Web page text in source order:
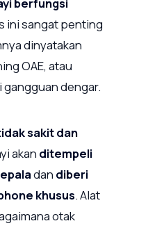
ini sangat penting
dinyatakan
OAE, atau
dengar.
sakit dan
akan ditempeli
dan diberi
khusus. Alat
otak